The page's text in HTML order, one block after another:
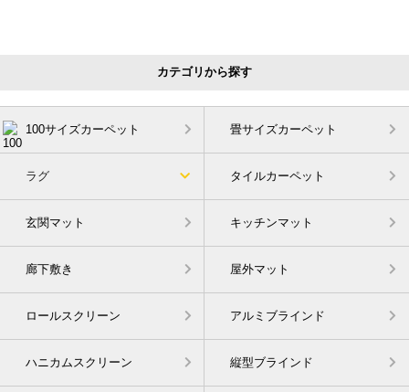
カテゴリから探す
100サイズカーペット 畳サイズカーペット
ラグ タイルカーペット
玄関マット キッチンマット
廊下敷き 屋外マット
ロールスクリーン アルミブラインド
ハニカムスクリーン 縦型ブラインド